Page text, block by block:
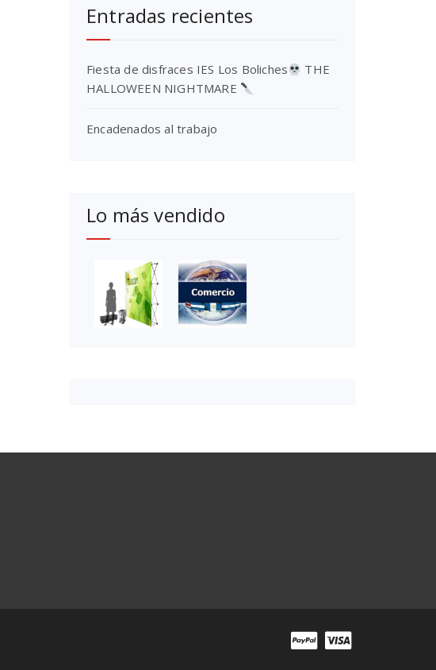
Entradas recientes
Fiesta de disfraces IES Los Boliches
THE
HALLOWEEN NIGHTMARE
Encadenados al trabajo
Lo más vendido